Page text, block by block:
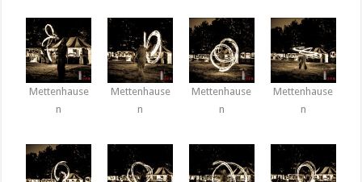
Mettenhause
n
Mettenhause
n
Mettenhause
n
Mettenhause
n